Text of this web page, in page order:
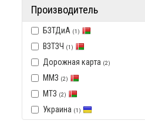
Производитель
БЗТДиА (1)
ВЗТЗЧ (1)
Дорожная карта (2)
ММЗ (2)
МТЗ (2)
Украина (1)